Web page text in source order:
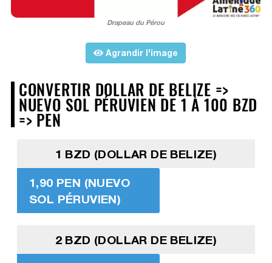
Drapeau du Pérou
Agrandir l'image
CONVERTIR DOLLAR DE BELIZE =>
NUEVO SOL PÉRUVIEN DE 1 À 100 BZD
=> PEN
1 BZD (DOLLAR DE BELIZE)
1,90 PEN (NUEVO
SOL PÉRUVIEN)
2 BZD (DOLLAR DE BELIZE)